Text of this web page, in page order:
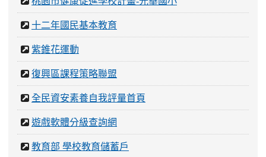
十二年國民基本教育
紫錐花運動
復興區課程策略聯盟
全民資安素養自我評量首頁
遊戲軟體分級查詢網
教育部 學校教育儲蓄戶